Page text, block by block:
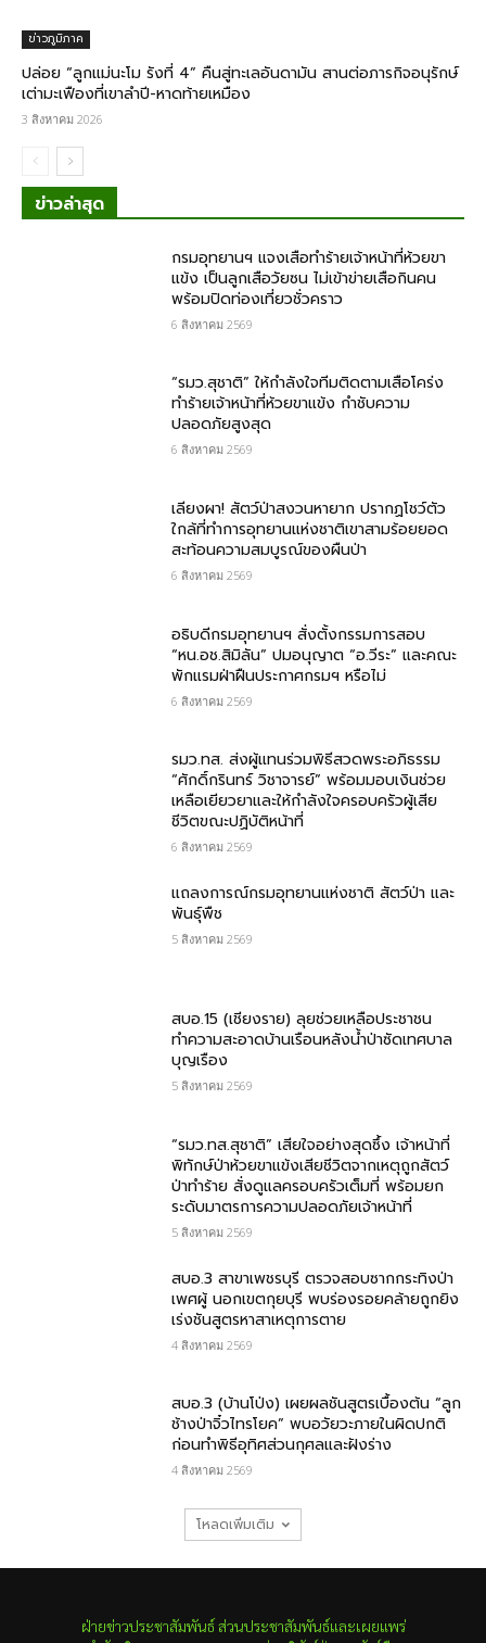
ข่าวภูมิภาค
ปล่อย “ลูกแม่นะโม รังที่ 4” คืนสู่ทะเลอันดามัน สานต่อภารกิจอนุรักษ์
เต่ามะเฟืองที่เขาลำปี-หาดท้ายเหมือง
3 สิงหาคม 2026
ข่าวล่าสุด
กรม​อุทยานฯ แจงเสือทำร้ายเจ้าหน้าที่ห้วยขา
แข้ง เป็นลูกเสือวัยซน ไม่เข้าข่ายเสือกินคน
พร้อมปิดท่องเที่ยวชั่วคราว
6 สิงหาคม 2569
“รมว.สุชาติ” ให้กำลังใจทีมติดตามเสือโคร่ง
ทำร้ายเจ้าหน้าที่ห้วยขาแข้ง กำชับความ
ปลอดภัยสูงสุด
6 สิงหาคม 2569
เลียงผา! สัตว์ป่าสงวนหายาก ปรากฏโชว์ตัว
ใกล้ที่ทำการอุทยานแห่งชาติเขาสามร้อยยอด
สะท้อนความสมบูรณ์ของผืนป่า
6 สิงหาคม 2569
อธิบดีกรมอุทยานฯ​ สั่งตั้งกรรมการสอบ
“หน.อช.สิมิลัน” ปมอนุญาต “อ.วีระ” และคณะ
พักแรมฝ่าฝืนประกาศกรมฯ หรือไม่
6 สิงหาคม 2569
รมว.ทส. ส่งผู้แทนร่วมพิธีสวดพระอภิธรรม
“ศักดิ์กรินทร์ วิชาจารย์” พร้อมมอบเงินช่วย
เหลือเยียวยาและให้กำลังใจครอบครัวผู้เสีย
ชีวิตขณะปฏิบัติหน้าที่
6 สิงหาคม 2569
แถลงการณ์กรมอุทยานแห่งชาติ สัตว์ป่า และ
พันธุ์พืช
5 สิงหาคม 2569
สบอ.15 (เชียงราย) ลุยช่วยเหลือประชาชน
ทำความสะอาดบ้านเรือนหลังน้ำป่าซัดเทศบาล
บุญเรือง
5 สิงหาคม 2569
“รมว.ทส.สุชาติ” เสียใจอย่างสุดซึ้ง เจ้าหน้าที่
พิทักษ์ป่าห้วยขาแข้งเสียชีวิตจากเหตุถูกสัตว์
ป่าทำร้าย สั่งดูแลครอบครัวเต็มที่ พร้อมยก
ระดับมาตรการความปลอดภัยเจ้าหน้าที่
5 สิงหาคม 2569
สบอ.3 สาขาเพชรบุรี ตรวจสอบซากกระทิงป่า
เพศผู้ นอกเขตกุยบุรี พบร่องรอยคล้ายถูกยิง
เร่งชันสูตรหาสาเหตุการตาย
4 สิงหาคม 2569
สบอ.3 (บ้านโป่ง) เผยผลชันสูตรเบื้องต้น “ลูก
ช้างป่าจิ๋วไทรโยค” พบอวัยวะภายในผิดปกติ
ก่อนทำพิธีอุทิศส่วนกุศลและฝังร่าง
4 สิงหาคม 2569
โหลดเพิ่มเติม
ฝ่ายข่าวประชาสัมพันธ์ ส่วนประชาสัมพันธ์และเผยแพร่